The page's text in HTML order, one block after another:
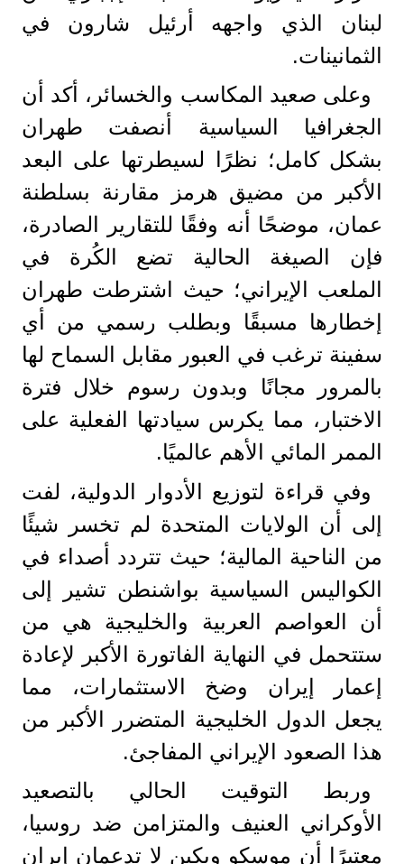
لبنان الذي واجهه أرئيل شارون في
الثمانينات.
وعلى صعيد المكاسب والخسائر، أكد أن
الجغرافيا السياسية أنصفت طهران
بشكل كامل؛ نظرًا لسيطرتها على البعد
الأكبر من مضيق هرمز مقارنة بسلطنة
عمان، موضحًا أنه وفقًا للتقارير الصادرة،
فإن الصيغة الحالية تضع الكُرة في
الملعب الإيراني؛ حيث اشترطت طهران
إخطارها مسبقًا وبطلب رسمي من أي
سفينة ترغب في العبور مقابل السماح لها
بالمرور مجانًا وبدون رسوم خلال فترة
الاختبار، مما يكرس سيادتها الفعلية على
الممر المائي الأهم عالميًا.
وفي قراءة لتوزيع الأدوار الدولية، لفت
إلى أن الولايات المتحدة لم تخسر شيئًا
من الناحية المالية؛ حيث تتردد أصداء في
الكواليس السياسية بواشنطن تشير إلى
أن العواصم العربية والخليجية هي من
ستتحمل في النهاية الفاتورة الأكبر لإعادة
إعمار إيران وضخ الاستثمارات، مما
يجعل الدول الخليجية المتضرر الأكبر من
هذا الصعود الإيراني المفاجئ.
وربط التوقيت الحالي بالتصعيد
الأوكراني العنيف والمتزامن ضد روسيا،
معتبرًا أن موسكو وبكين لا تدعمان إيران